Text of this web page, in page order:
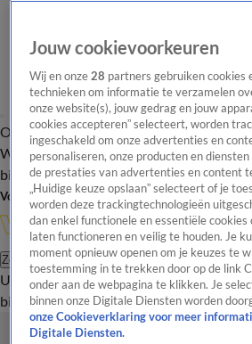
Overzicht Onze programma's Uitzendingen
WandelgangenInterviewsUitzending
bijwonenPodcastShopVeelgestelde
Volg Vandaag Inside
Zoeken
UitzendingenVandaag InsideDe
bijwonen
Jouw cookievoorkeuren
Wij en onze28 partners gebruiken cookies
technieken om informatie te verzamelen
onze website(s), jouw gedrag en jouw
cookies accepteren” selecteert, worden
ingeschakeld om onze advertenties en
personaliseren, onze producten en
de prestaties van advertenties en content
„Huidige keuze opslaan” selecteert of je
worden deze trackingtechnologieën
dan enkel functionele en essentiële
laten functioneren en veilig te houden. Je
moment opnieuw openen om je keuzes te
toestemming in te trekken door op de link
onder aan de webpagina te klikken. Je
binnen onze Digitale Diensten worden
onze Cookieverklaring voor meer
Digitale Diensten.